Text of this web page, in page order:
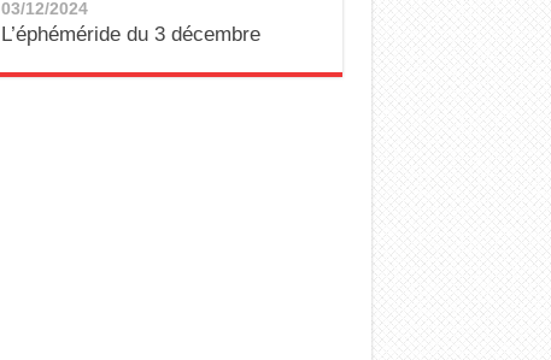
03/12/2024
L’éphéméride du 3 décembre